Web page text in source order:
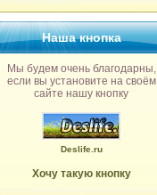
Наша кнопка
Мы будем очень благодарны,
если вы установите на своём
сайте нашу кнопку
Deslife.ru
Хочу такую кнопку